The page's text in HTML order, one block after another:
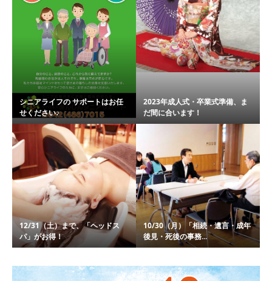
シニアライフの サポートはお任
せください♪
2023年成人式・卒業式準備、ま
だ間に合います！
12/31（土）まで、「ヘッドス
パ」がお得！
10/30（月）「相続・遺言・成年
後見・死後の事務...